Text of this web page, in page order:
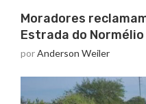
Moradores
Estrada do Normélio
porAnderson Weiler